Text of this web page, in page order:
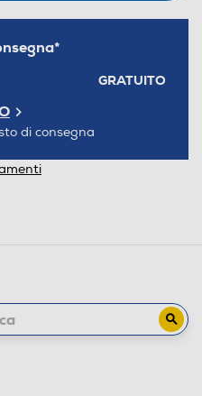
GRATUITO
di consegna